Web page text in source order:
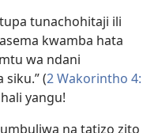
tunachohitaji ili
kwamba hata
wa ndani
siku.” (2 Wakorintho 4:​
yangu!
na tatizo zito